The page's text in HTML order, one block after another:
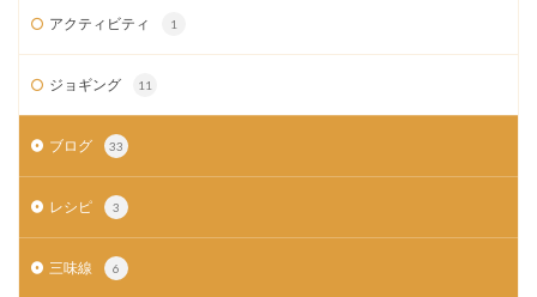
アクティビティ 1
ジョギング 11
ブログ 33
レシピ 3
三味線 6